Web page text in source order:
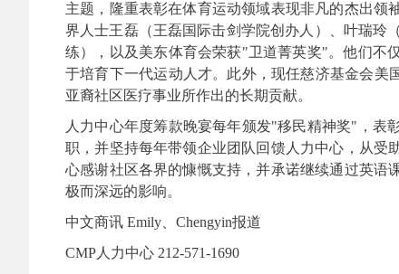
主题，隆重表彰在体育运动领域表现非凡的杰出领
界人士王磊（王磊国际击剑学院创办人）、叶瑞玲
练），以及美东体育会荣获"卫道菁英奖"。他们不
于培育下一代运动人才。此外，现任慈济基金会
亚裔社区医疗事业所作出的长期贡献。
人力中心年度筹款晚宴每年颁发"移民精神奖"，表
职，并坚持每年带领企业团队回馈人力中心，从受
心感谢社区各界的慷慨支持，并承诺继续通过英语
极而深远的影响。
中文商讯 Emily、Chengyin报道
CMP人力中心 212-571-1690